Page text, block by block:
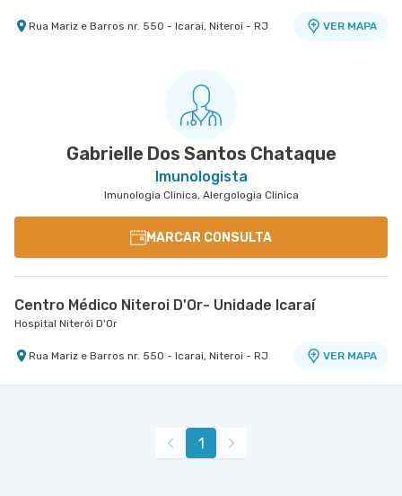
Rua Mariz e Barros nr. 550 - Icarai, Niteroi - RJ VER MAPA
Gabrielle Dos Santos Chataque
Imunologista
Imunologia Clinica, Alergologia Clinica
MARCAR CONSULTA
Centro Médico Niteroi D'Or- Unidade Icaraí
Hospital Niterói D'Or
Rua Mariz e Barros nr. 550 - Icarai, Niteroi - RJ VER MAPA
1